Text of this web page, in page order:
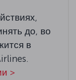
до, во
в
>